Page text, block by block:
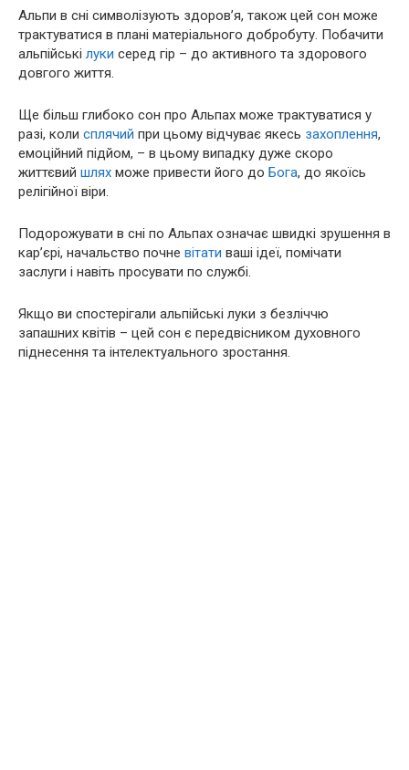
Альпи в сні символізують здоров’я, також цей сон може
трактуватися в плані матеріального добробуту. Побачити
альпійські луки серед гір – до активного та здорового
довгого життя.
Ще більш глибоко сон про Альпах може трактуватися у
разі, коли сплячий при цьому відчуває якесь захоплення,
емоційний підйом, – в цьому випадку дуже скоро
життєвий шлях може привести його до Бога, до якоїсь
релігійної віри.
Подорожувати в сні по Альпах означає швидкі зрушення в
кар’єрі, начальство почне вітати ваші ідеї, помічати
заслуги і навіть просувати по службі.
Якщо ви спостерігали альпійські луки з безліччю
запашних квітів – цей сон є передвісником духовного
піднесення та інтелектуального зростання.